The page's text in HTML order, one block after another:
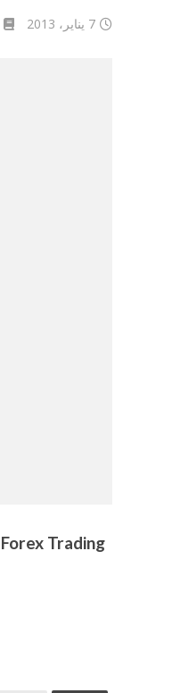
7 يناير، 2013